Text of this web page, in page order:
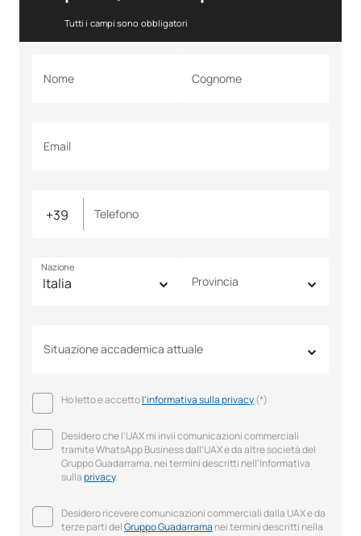
Tutti i campi sono obbligatori
Nome Cognome
Email
Telefono
Nazione
Provincia
Situazione accademica attuale
Ho letto e accettol'informativa sulla privacy(*)
Desidero che l'UAX mi invii comunicazioni commerciali
tramite WhatsApp Business dall'UAX e da altre società del
Gruppo Guadarrama, nei termini descritti nell'Informativa
sullaprivacy.
Desidero ricevere comunicazioni commerciali dalla UAX e da
terze parti delGruppo Guadarrama nei termini descritti nella